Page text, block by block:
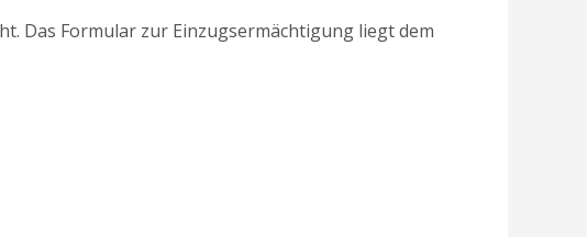
Das Formular zur Einzugsermächtigung liegt dem